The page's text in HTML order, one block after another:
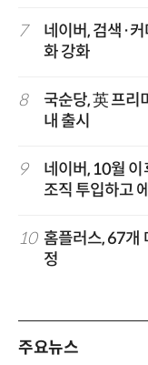
7
네이버, 검색·
화 강화
8
국순당, 英 프리
내 출시
9
네이버, 10월
조직 투입하고
10 홈플러스, 67개
정
주요뉴스